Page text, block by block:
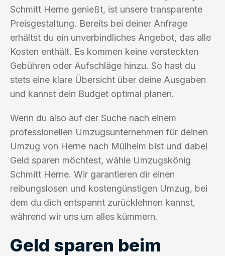
Schmitt Herne genießt, ist unsere transparente
Preisgestaltung. Bereits bei deiner Anfrage
erhältst du ein unverbindliches Angebot, das alle
Kosten enthält. Es kommen keine versteckten
Gebühren oder Aufschläge hinzu. So hast du
stets eine klare Übersicht über deine Ausgaben
und kannst dein Budget optimal planen.
Wenn du also auf der Suche nach einem
professionellen Umzugsunternehmen für deinen
Umzug von Herne nach Mülheim bist und dabei
Geld sparen möchtest, wähle Umzugskönig
Schmitt Herne. Wir garantieren dir einen
reibungslosen und kostengünstigen Umzug, bei
dem du dich entspannt zurücklehnen kannst,
während wir uns um alles kümmern.
Geld sparen beim